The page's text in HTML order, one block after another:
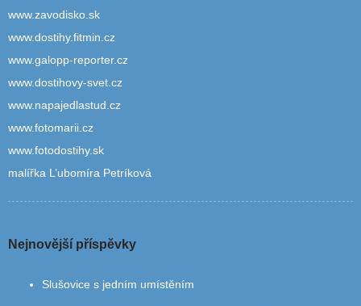
www.zavodisko.sk
www.dostihy.fitmin.cz
www.galopp-reporter.cz
www.dostihovy-svet.cz
www.napajedlastud.cz
www.fotomarii.cz
www.fotodostihy.sk
malířka L’ubomíra Petríková
Nejnovější příspěvky
Slušovice s jedním umístěním